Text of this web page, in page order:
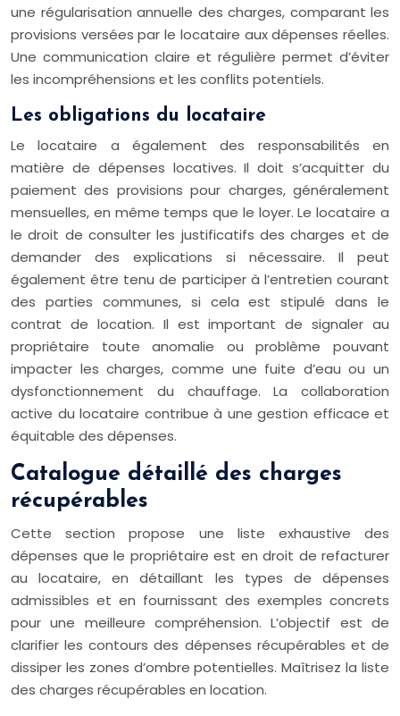
une régularisation annuelle des charges, comparant les
provisions versées par le locataire aux dépenses réelles.
Une communication claire et régulière permet d’éviter
les incompréhensions et les conflits potentiels.
Les obligations du locataire
Le locataire a également des responsabilités en
matière de dépenses locatives. Il doit s’acquitter du
paiement des provisions pour charges, généralement
mensuelles, en même temps que le loyer. Le locataire a
le droit de consulter les justificatifs des charges et de
demander des explications si nécessaire. Il peut
également être tenu de participer à l’entretien courant
des parties communes, si cela est stipulé dans le
contrat de location. Il est important de signaler au
propriétaire toute anomalie ou problème pouvant
impacter les charges, comme une fuite d’eau ou un
dysfonctionnement du chauffage. La collaboration
active du locataire contribue à une gestion efficace et
équitable des dépenses.
Catalogue détaillé des charges
récupérables
Cette section propose une liste exhaustive des
dépenses que le propriétaire est en droit de refacturer
au locataire, en détaillant les types de dépenses
admissibles et en fournissant des exemples concrets
pour une meilleure compréhension. L’objectif est de
clarifier les contours des dépenses récupérables et de
dissiper les zones d’ombre potentielles. Maîtrisez la liste
des charges récupérables en location.